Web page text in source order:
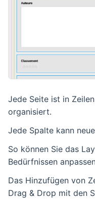
Jede Seite ist in
organisiert.
Jede Spalte kann
So können Sie das
Bedürfnissen
Das Hinzufügen von
Drag & Drop mit den